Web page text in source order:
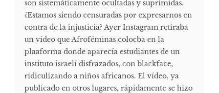
son sistemáticamente ocultadas y suprimidas.
¿Estamos siendo censuradas por expresarnos en
contra de la injusticia? Ayer Instagram retiraba
un vídeo que Afroféminas colocba en la
plaaforma donde aparecía estudiantes de un
instituto israelí disfrazados, con blackface,
ridiculizando a niños africanos. El vídeo, ya
publicado en otros lugares, rápidamente se hizo